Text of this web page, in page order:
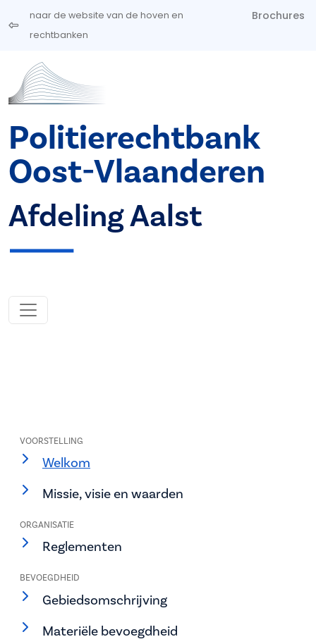
Overslaan en naar de inhoud gaan
naar de website van de hoven en
rechtbanken
Brochures
Politierechtbank
Oost-Vlaanderen
Afdeling Aalst
VOORSTELLING
Welkom
Missie, visie en waarden
ORGANISATIE
Reglementen
BEVOEGDHEID
Gebiedsomschrijving
Materiële bevoegdheid